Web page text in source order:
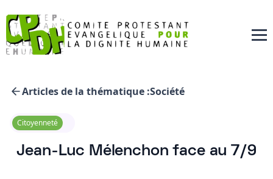
Articles de la thématique :Société
Citoyenneté
Jean-Luc Mélenchon face au 7/9